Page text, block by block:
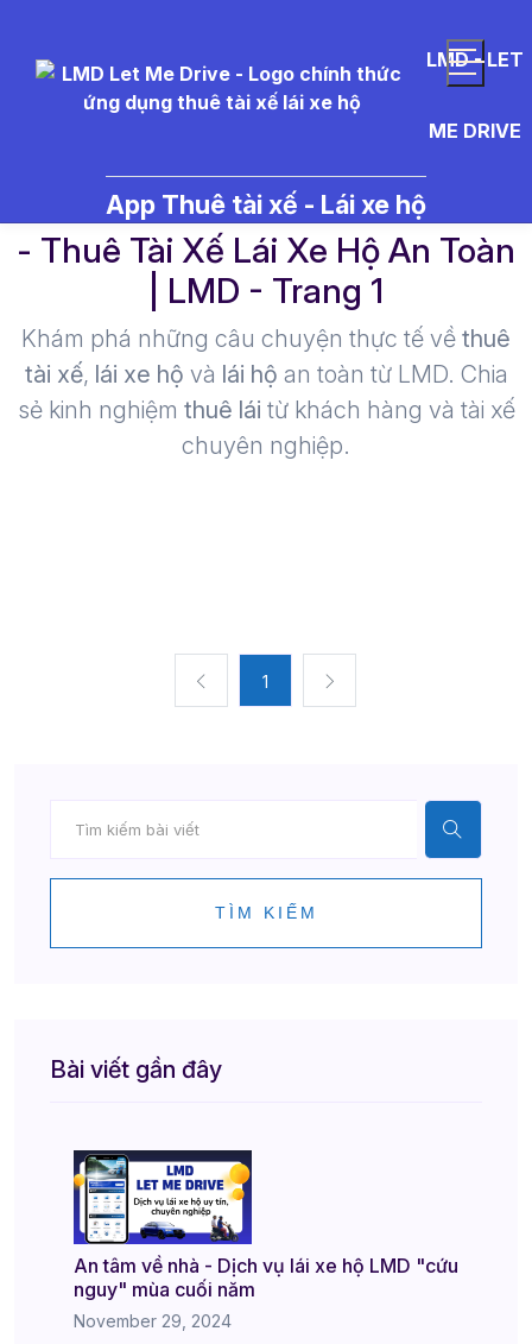
LMD - LET
ME DRIVE
App Thuê tài xế - Lái xe hộ
- Thuê Tài Xế Lái Xe Hộ An Toàn
| LMD - Trang 1​
Khám phá những câu chuyện thực tế về thuê
tài xế, lái xe hộ và lái hộ an toàn từ LMD. Chia
sẻ kinh nghiệm thuê lái từ khách hàng và tài xế
chuyên nghiệp.
1
TÌM KIẾM
Bài viết gần đây
An tâm về nhà - Dịch vụ lái xe hộ LMD "cứu
nguy" mùa cuối năm
November 29, 2024